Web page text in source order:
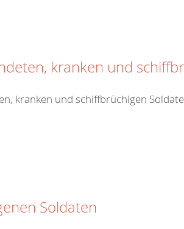
kranken und
kranken und schiffbrüchigen
Soldaten